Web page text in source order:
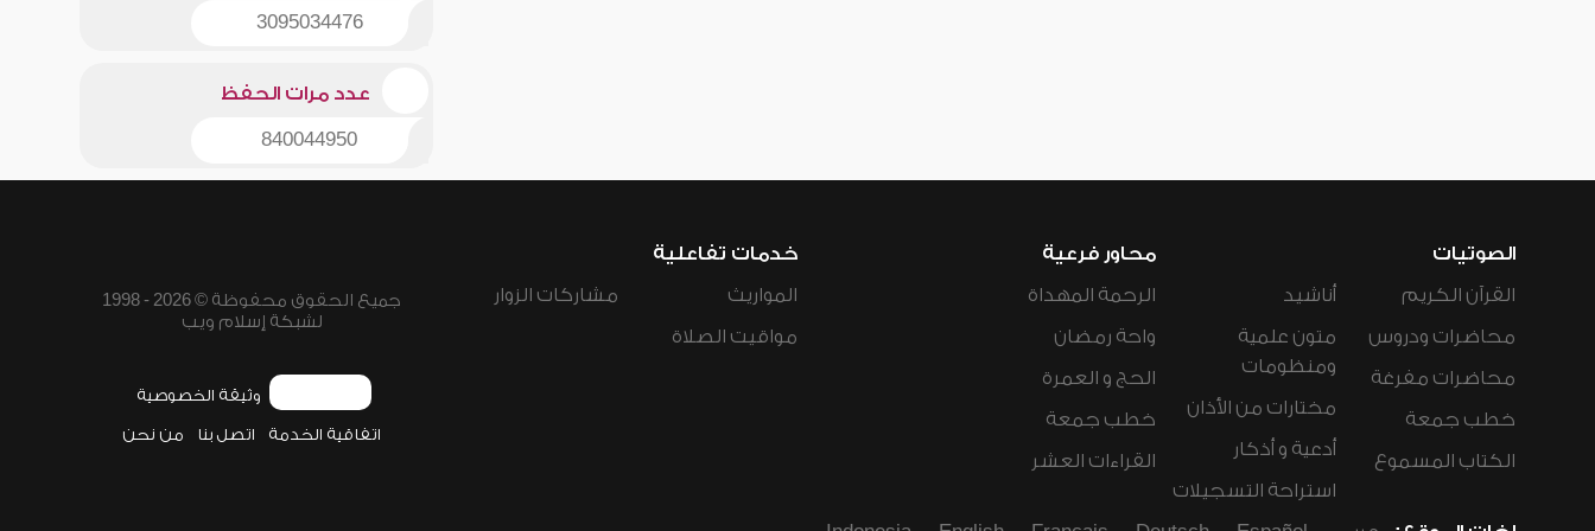
3095034476
عدد مرات الحفظ
840044950
الصوتيات
القرآن الكريم
محاضرات ودروس
محاضرات مفرغة
خطب جمعة
الكتاب المسموع
أناشيد
متون علمية
ومنظومات
مختارات من الأذان
أدعية و أذكار
استراحة التسجيلات
محاور فرعية
الرحمة المهداة
واحة رمضان
الحج و العمرة
خطب جمعة
القراءات العشر
خدمات تفاعلية
المواريث
مواقيت الصلاة
مشاركات الزوار
جميع الحقوق محفوظة © 2026 - 1998
لشبكة إسلام ويب
وثيقة الخصوصية
اتفاقية الخدمة اتصل بنا من نحن